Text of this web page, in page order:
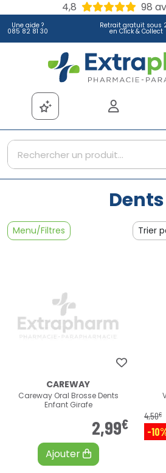
4,8 98
Une aide ?
085 82 81 30
Retrait gratuit sous
en Click & Collect
Dents
Menu/Filtres
CAREWAY
Careway Oral Brosse Dents
Enfant Girafe
2,99€
Ajouter
4,50€
-